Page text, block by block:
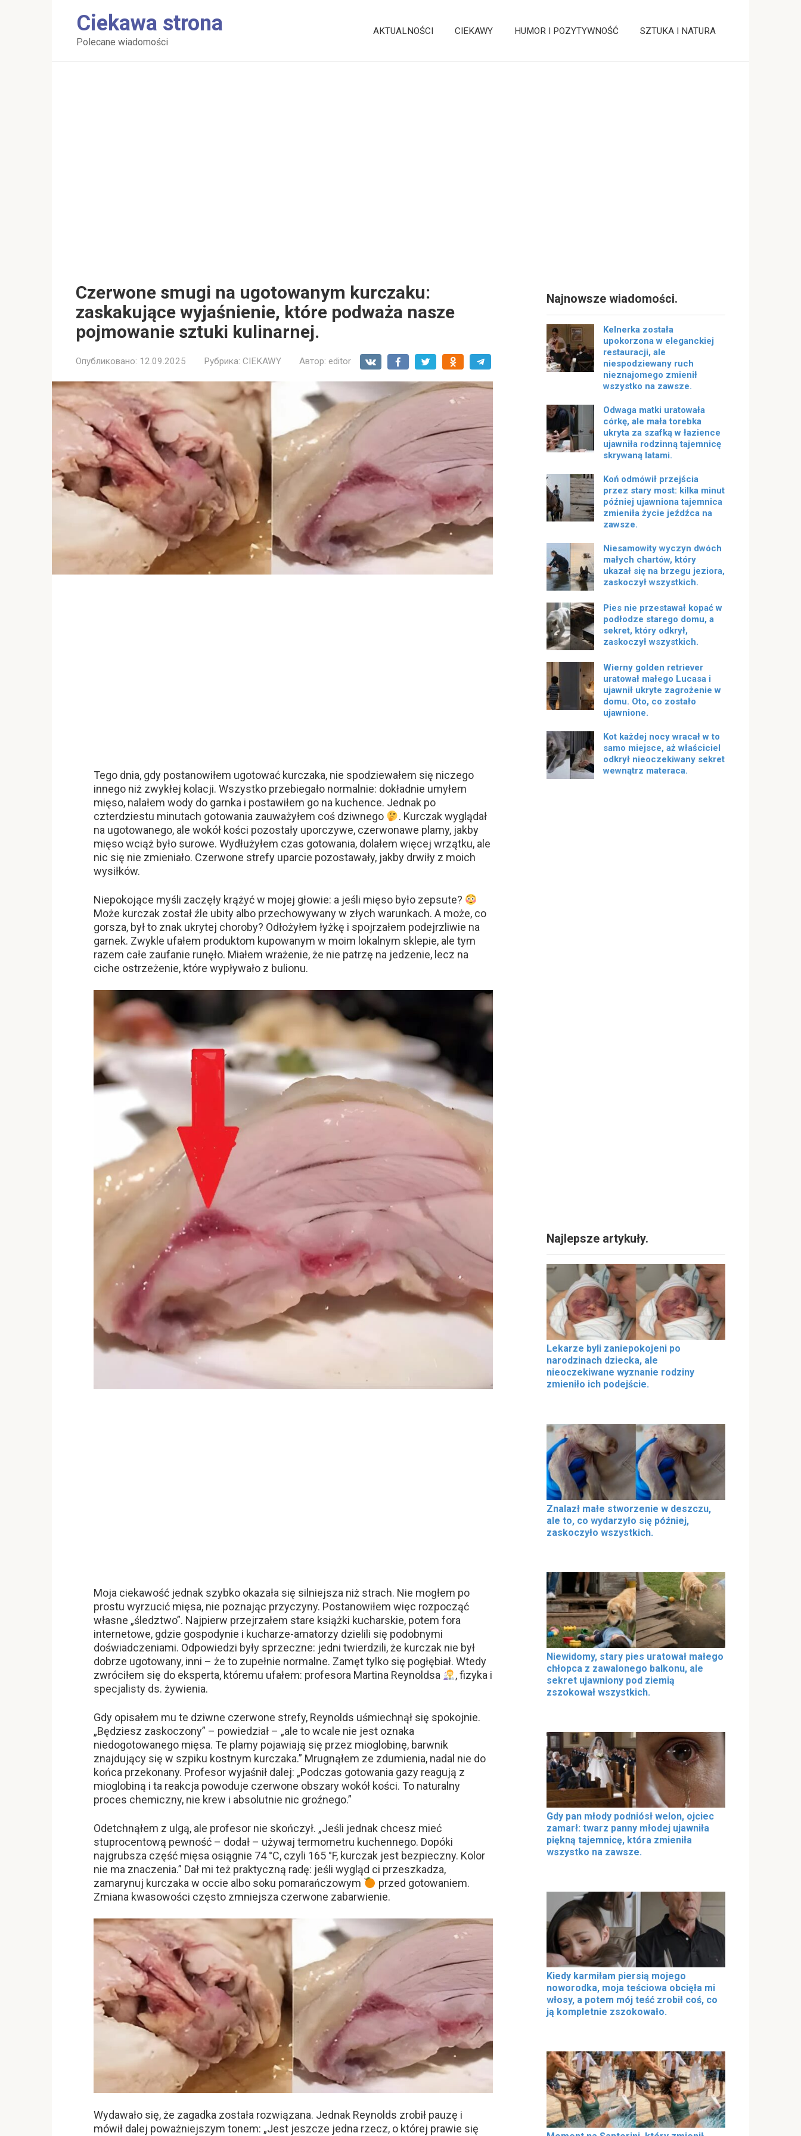
Ciekawa strona
Polecane wiadomości
AKTUALNOŚCI CIEKAWY HUMOR I POZYTYWNOŚĆ SZTUKA I NATURA
Czerwone smugi na ugotowanym kurczaku:
zaskakujące wyjaśnienie, które podważa nasze
pojmowanie sztuki kulinarnej.
Опубликовано: 12.09.2025 Рубрика: CIEKAWY Автор: editor
Tego dnia, gdy postanowiłem ugotować kurczaka, nie spodziewałem się niczego
innego niż zwykłej kolacji. Wszystko przebiegało normalnie: dokładnie umyłem
mięso, nalałem wody do garnka i postawiłem go na kuchence. Jednak po
czterdziestu minutach gotowania zauważyłem coś dziwnego
. Kurczak wyglądał
na ugotowanego, ale wokół kości pozostały uporczywe, czerwonawe plamy, jakby
mięso wciąż było surowe. Wydłużyłem czas gotowania, dolałem więcej wrzątku, ale
nic się nie zmieniało. Czerwone strefy uparcie pozostawały, jakby drwiły z moich
wysiłków.
Niepokojące myśli zaczęły krążyć w mojej głowie: a jeśli mięso było zepsute?
Może kurczak został źle ubity albo przechowywany w złych warunkach. A może, co
gorsza, był to znak ukrytej choroby? Odłożyłem łyżkę i spojrzałem podejrzliwie na
garnek. Zwykle ufałem produktom kupowanym w moim lokalnym sklepie, ale tym
razem całe zaufanie runęło. Miałem wrażenie, że nie patrzę na jedzenie, lecz na
ciche ostrzeżenie, które wypływało z bulionu.
Moja ciekawość jednak szybko okazała się silniejsza niż strach. Nie mogłem po
prostu wyrzucić mięsa, nie poznając przyczyny. Postanowiłem więc rozpocząć
własne „śledztwo”. Najpierw przejrzałem stare książki kucharskie, potem fora
internetowe, gdzie gospodynie i kucharze-amatorzy dzielili się podobnymi
doświadczeniami. Odpowiedzi były sprzeczne: jedni twierdzili, że kurczak nie był
dobrze ugotowany, inni – że to zupełnie normalne. Zamęt tylko się pogłębiał. Wtedy
zwróciłem się do eksperta, któremu ufałem: profesora Martina Reynoldsa
, fizyka i
specjalisty ds. żywienia.
Gdy opisałem mu te dziwne czerwone strefy, Reynolds uśmiechnął się spokojnie.
„Będziesz zaskoczony” – powiedział – „ale to wcale nie jest oznaka
niedogotowanego mięsa. Te plamy pojawiają się przez mioglobinę, barwnik
znajdujący się w szpiku kostnym kurczaka.” Mrugnąłem ze zdumienia, nadal nie do
końca przekonany. Profesor wyjaśnił dalej: „Podczas gotowania gazy reagują z
mioglobiną i ta reakcja powoduje czerwone obszary wokół kości. To naturalny
proces chemiczny, nie krew i absolutnie nic groźnego.”
Odetchnąłem z ulgą, ale profesor nie skończył. „Jeśli jednak chcesz mieć
stuprocentową pewność – dodał – używaj termometru kuchennego. Dopóki
najgrubsza część mięsa osiągnie 74 °C, czyli 165 °F, kurczak jest bezpieczny. Kolor
nie ma znaczenia.” Dał mi też praktyczną radę: jeśli wygląd ci przeszkadza,
zamarynuj kurczaka w occie albo soku pomarańczowym
przed gotowaniem.
Zmiana kwasowości często zmniejsza czerwone zabarwienie.
Wydawało się, że zagadka została rozwiązana. Jednak Reynolds zrobił pauzę i
mówił dalej poważniejszym tonem: „Jest jeszcze jedna rzecz, o której prawie się
Najnowsze wiadomości.
Kelnerka została
upokorzona w eleganckiej
restauracji, ale
niespodziewany ruch
nieznajomego zmienił
wszystko na zawsze.
Odwaga matki uratowała
córkę, ale mała torebka
ukryta za szafką w łazience
ujawniła rodzinną tajemnicę
skrywaną latami.
Koń odmówił przejścia
przez stary most: kilka minut
później ujawniona tajemnica
zmieniła życie jeźdźca na
zawsze.
Niesamowity wyczyn dwóch
małych chartów, który
ukazał się na brzegu jeziora,
zaskoczył wszystkich.
Pies nie przestawał kopać w
podłodze starego domu, a
sekret, który odkrył,
zaskoczył wszystkich.
Wierny golden retriever
uratował małego Lucasa i
ujawnił ukryte zagrożenie w
domu. Oto, co zostało
ujawnione.
Kot każdej nocy wracał w to
samo miejsce, aż właściciel
odkrył nieoczekiwany sekret
wewnątrz materaca.
Najlepsze artykuły.
Lekarze byli zaniepokojeni po
narodzinach dziecka, ale
nieoczekiwane wyznanie rodziny
zmieniło ich podejście.
Znalazł małe stworzenie w deszczu,
ale to, co wydarzyło się później,
zaskoczyło wszystkich.
Niewidomy, stary pies uratował małego
chłopca z zawalonego balkonu, ale
sekret ujawniony pod ziemią
zszokował wszystkich.
Gdy pan młody podniósł welon, ojciec
zamarł: twarz panny młodej ujawniła
piękną tajemnicę, która zmieniła
wszystko na zawsze.
Kiedy karmiłam piersią mojego
noworodka, moja teściowa obcięła mi
włosy, a potem mój teść zrobił coś, co
ją kompletnie zszokowało.